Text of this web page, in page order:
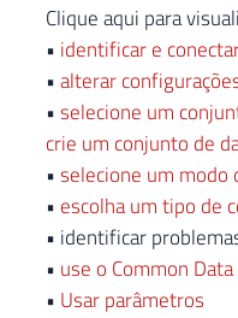
Clique aqui para
• identificar e
•alterar
•selecione um
crie um conjunto de
•selecione um modo
• escolha um tipo de
• identificar
• use o Common Data
• Usar parâmetros